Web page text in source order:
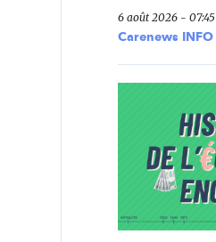
6 août 2026 - 07:45
Carenews INFO